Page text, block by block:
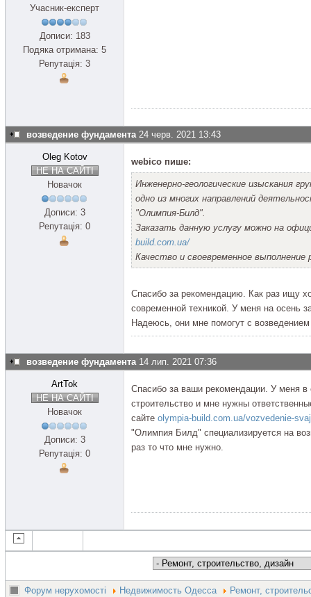
Учасник-експерт
Дописи: 183
Подяка отримана: 5
Репутація: 3
возведение фундамента 24 черв. 2021 13:43
Oleg Kotov
НЕ НА САЙТІ
Новачок
Дописи: 3
Репутація: 0
webico пише:
Инженерно-геологические изыскания
одно из многих направлений
"Олимпия-Билд".
Заказать данную услугу можно на
build.com.ua/
Качество и своевременное выполнение
Спасибо за рекомендацию. Как раз ищу
современной техникой. У меня на осень
Надеюсь, они мне помогут с
возведение фундамента 14 лип. 2021 07:36
ArtTok
НЕ НА САЙТІ
Новачок
Дописи: 3
Репутація: 0
Спасибо за ваши рекомендации. У меня
строительство и мне нужны
сайте olympia-build.com.ua/vozvedenie-
"Олимпия Билд" специализируется на
раз то что мне нужно.
Форум нерухомості Недвижимость Одесса Ремонт,